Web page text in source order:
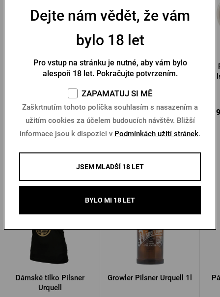
Growler Pilsner Urquell 1l
Skladem > 5 ks
385 Kč Koupit
Growler Pilsner Urquell 2l
Skladem > 10 ks
585 Kč Koupit
Další produkty od Pilsner Urquell
Dámské tílko Pilsner
Urquell
Growler Pilsner Urquell 1l
Dejte nám vědět, že vám
bylo 18 let
Pro vstup na stránku je nutné, aby vám bylo
alespoň 18 let. Pokračujte potvrzením.
ZAPAMATUJ SI MĚ
Zaškrtnutím tohoto políčka souhlasím s nasazením a
užitím cookies za účelem budoucích návštěv. Bližší
informace jsou k dispozici v Podmínkách užití stránek.
JSEM MLADŠÍ 18 LET
BYLO MI 18 LET